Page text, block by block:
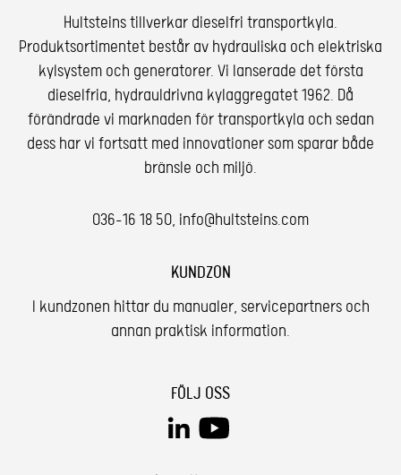
Hultsteins tillverkar dieselfri transportkyla.
Produktsortimentet består av hydrauliska och elektriska
kylsystem och generatorer. Vi lanserade det första
dieselfria, hydrauldrivna kylaggregatet 1962. Då
förändrade vi marknaden för transportkyla och sedan
dess har vi fortsatt med innovationer som sparar både
bränsle och miljö.
036-16 18 50, info@hultsteins.com
KUNDZON
I kundzonen hittar du manualer, servicepartners och
annan praktisk information.
FÖLJ OSS